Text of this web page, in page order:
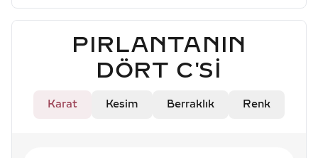
PIRLANTANIN
DÖRT C'SI
Karat Kesim Berraklık Renk